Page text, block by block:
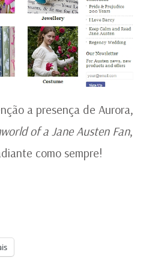
a presença de Aurora,
of a Jane Austen Fan,
como sempre!